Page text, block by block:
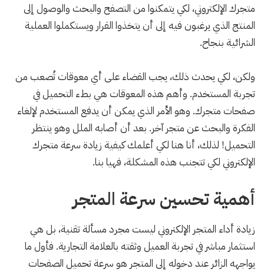
متجرك الإلكتروني، لكي يتمكنوا من التصفح والبحث والوصول إلى
المنتج الذي يرغبون فيه إلى أن يتخذوا القرار ويستكملوا العملية
الشرائية بنجاح.
ولكن، لكي يحدث ذلك، يجب القضاء على أي معوقات تُصعب من
تجربة المستخدم. وأهم هذه المعوقات هي بطء التحميل في
صفحات متجرك. وهو الأمر الذي يمكن أن يدفع المستخدم لإلغاء
الفكرة والبحث عن متجر آخر. بعد أن أصابه الملل وهو ينتظر
التحميل! لذلك، أنا هنا لكي أعلمك كيفية زيادة سرعة متجرك
الإلكتروني لكي تتجنب هذه المشكلة، فهيا بنا.
أهمية تحسين سرعة المتجر
زيادة أداء المتجر الإلكتروني ليست مجرد مسألة تقنية، بل هي
استثمار مباشر في تجربة العميل وثقته بالعلامة التجارية. فأول ما
يواجهه الزائر عند دخوله إلى المتجر هو سرعة تحميل الصفحات